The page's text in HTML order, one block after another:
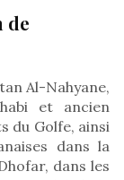
de
Al-Nahyane,
et ancien
du Golfe, ainsi
dans la
dans les